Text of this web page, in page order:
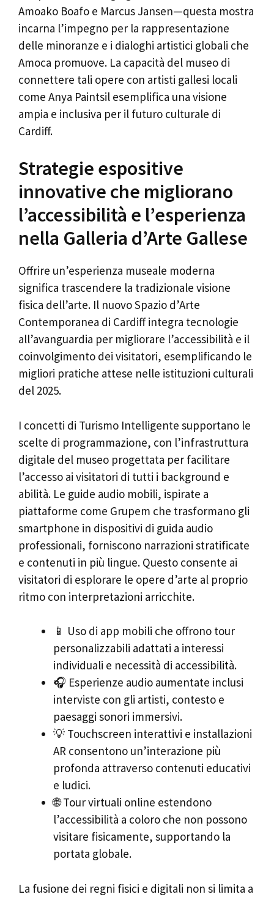
Amoako Boafo e Marcus Jansen—questa mostra
incarna l’impegno per la rappresentazione
delle minoranze e i dialoghi artistici globali che
Amoca promuove. La capacità del museo di
connettere tali opere con artisti gallesi locali
come Anya Paintsil esemplifica una visione
ampia e inclusiva per il futuro culturale di
Cardiff.
Strategie espositive
innovative che migliorano
l’accessibilità e l’esperienza
nella Galleria d’Arte Gallese
Offrire un’esperienza museale moderna
significa trascendere la tradizionale visione
fisica dell’arte. Il nuovo Spazio d’Arte
Contemporanea di Cardiff integra tecnologie
all’avanguardia per migliorare l’accessibilità e il
coinvolgimento dei visitatori, esemplificando le
migliori pratiche attese nelle istituzioni culturali
del 2025.
I concetti di Turismo Intelligente supportano le
scelte di programmazione, con l’infrastruttura
digitale del museo progettata per facilitare
l’accesso ai visitatori di tutti i background e
abilità. Le guide audio mobili, ispirate a
piattaforme come Grupem che trasformano gli
smartphone in dispositivi di guida audio
professionali, forniscono narrazioni stratificate
e contenuti in più lingue. Questo consente ai
visitatori di esplorare le opere d’arte al proprio
ritmo con interpretazioni arricchite.
📱 Uso di app mobili che offrono tour
personalizzabili adattati a interessi
individuali e necessità di accessibilità.
🎧 Esperienze audio aumentate inclusi
interviste con gli artisti, contesto e
paesaggi sonori immersivi.
💡 Touchscreen interattivi e installazioni
AR consentono un’interazione più
profonda attraverso contenuti educativi
e ludici.
🌐 Tour virtuali online estendono
l’accessibilità a coloro che non possono
visitare fisicamente, supportando la
portata globale.
La fusione dei regni fisici e digitali non si limita a